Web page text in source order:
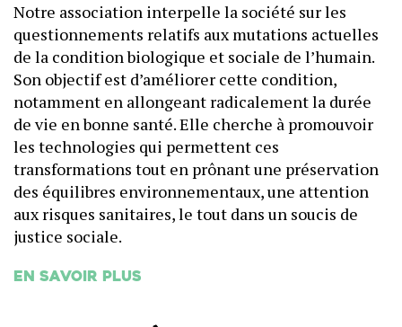
Notre association interpelle la société sur les
questionnements relatifs aux mutations actuelles
de la condition biologique et sociale de l’humain.
Son objectif est d’améliorer cette condition,
notamment en allongeant radicalement la durée
de vie en bonne santé. Elle cherche à promouvoir
les technologies qui permettent ces
transformations tout en prônant une préservation
des équilibres environnementaux, une attention
aux risques sanitaires, le tout dans un soucis de
justice sociale.
En savoir plus